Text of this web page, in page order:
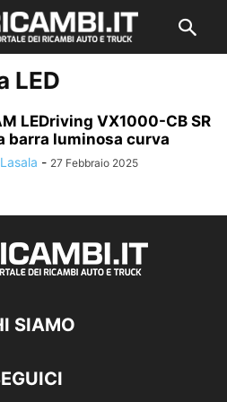
LED
LEDriving VX1000-CB SR
barra luminosa curva
- 27 Febbraio 2025
SIAMO